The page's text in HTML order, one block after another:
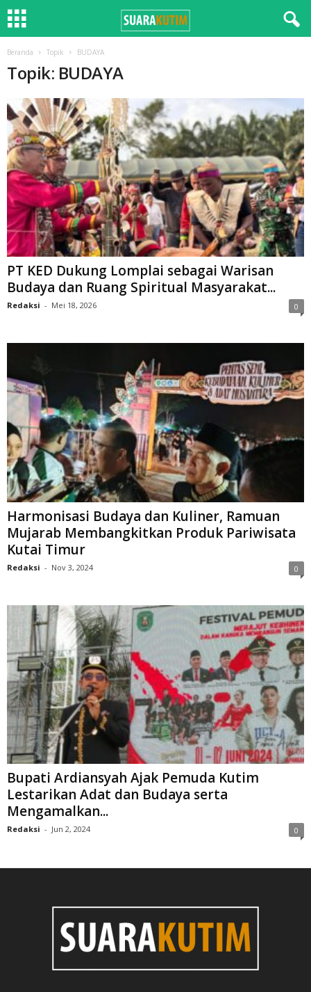
Beranda Topik BUDAYA
Topik: BUDAYA
PT KED Dukung Lomplai sebagai Warisan
Budaya dan Ruang Spiritual Masyarakat...
Redaksi - Mei 18, 2026 0
Harmonisasi Budaya dan Kuliner, Ramuan
Mujarab Membangkitkan Produk Pariwisata
Kutai Timur
Redaksi - Nov 3, 2024 0
Bupati Ardiansyah Ajak Pemuda Kutim
Lestarikan Adat dan Budaya serta
Mengamalkan...
Redaksi - Jun 2, 2024 0